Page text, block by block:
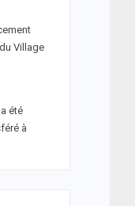
Village
été
à